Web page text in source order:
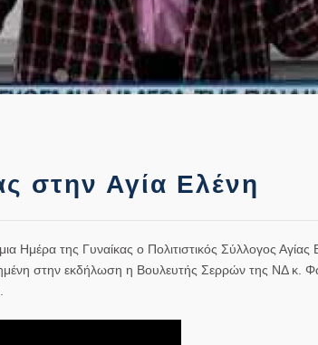
στην Αγία Ελένη
Ημέρα της Γυναίκας ο Πολιτιστικός Σύλλογος
στην εκδήλωση η Βουλευτής Σερρών της ΝΔ κ.